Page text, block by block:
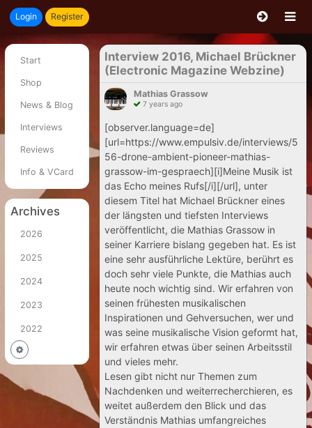
Login Register
Start
Shop
News & Blog
Interviews
Reviews
Info & VCard
Archives
2026
2025
2024
2023
2022
Interview 2016, Michael Brückner
(Electronic Magazine Webzine)
Mathias Grassow
7 years ago
[observer.language=de]
[url=https://www.empulsiv.de/interviews/5
56-drone-ambient-pioneer-mathias-
grassow-im-gespraech][i]Meine Musik ist
das Echo meines Rufs[/i][/url], unter
diesem Titel hat Michael Brückner eines
der längsten und tiefsten Interviews
veröffentlicht, die Mathias Grassow in
seiner Karriere bislang gegeben hat. Es ist
eine sehr ausführliche Lektüre, berührt es
doch sehr viele Punkte, die Mathias auch
heute noch wichtig sind. Wir erfahren von
seinen frühesten musikalischen
Inspirationen und Gehversuchen, wer und
was seine musikalische Vision geformt hat,
wir erfahren etwas über seinen Arbeitsstil
und vieles mehr.
Lesen gibt nicht nur Themen zum
Nachdenken und weiterrecherchieren, es
weitet außerdem den Blick und das
Verständnis Mathias umfangreiches